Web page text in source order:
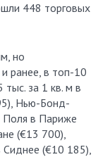
448 торговых
но
ранее, в топ-10
тыс. за 1 кв. м в
Нью-Бонд-
Поля в Париже
(€13 700),
Сиднее (€10 185),